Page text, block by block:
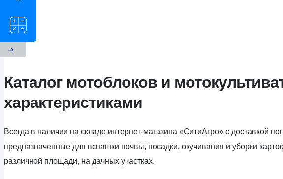
Каталог мотоблоков и
характеристиками
Всегда в наличии на складе интернет-магазина «СитиАгро» с доставкой
предназначенные для вспашки почвы, посадки, окучивания и уборки
различной площади, на дачных участках.